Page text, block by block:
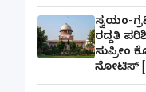
ಸ್ವಯಂ-
ರದ್ದತಿ
ಸುಪ್ರೀಂ
ನೋಟಿಸ್